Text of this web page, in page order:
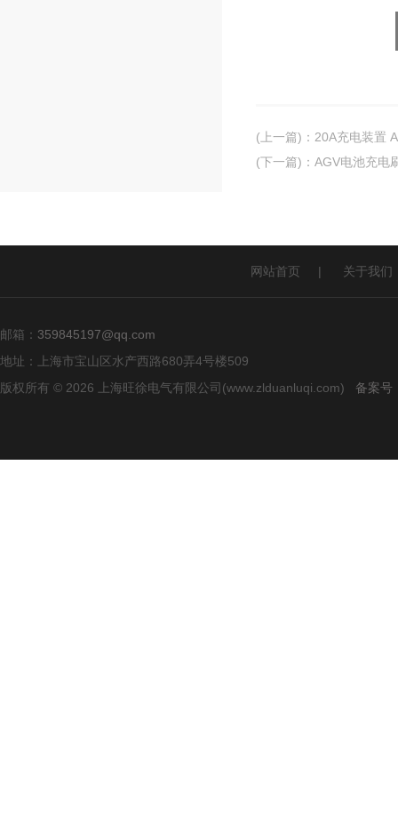
(上一篇) ： 20A充电装置
(下一篇) ： AGV电池充电
网站首页 | 关于我们
邮箱： 359845197@qq.com
地址：上海市宝山区水产西路680弄4号楼509
版权所有 © 2026 上海旺徐电气有限公司(www.zlduanluqi.com) 备案号